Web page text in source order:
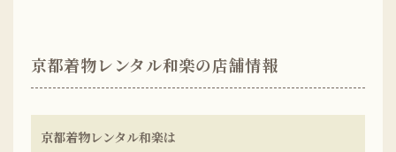
京都着物レンタル和楽の店舗情報
京都着物レンタル和楽は